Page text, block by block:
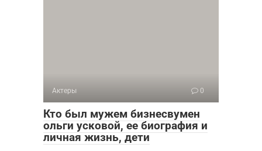
Актеры 0
Кто был мужем бизнесвумен
ольги усковой, ее биография и
личная жизнь, дети